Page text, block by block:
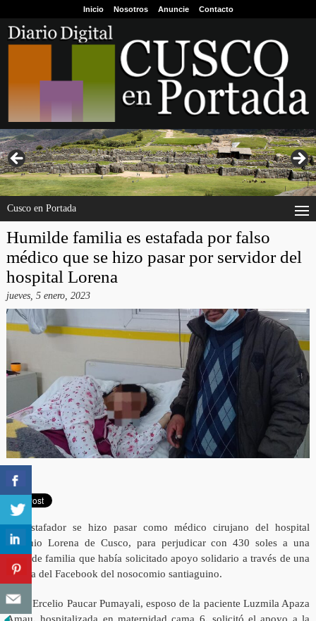
Inicio Nosotros Anuncie Contacto
Cusco en Portada
Humilde familia es estafada por falso
médico que se hizo pasar por servidor del
hospital Lorena
jueves, 5 enero, 2023
Un estafador se hizo pasar como médico cirujano del hospital
Antonio Lorena de Cusco, para perjudicar con 430 soles a una
humilde familia que había solicitado apoyo solidario a través de una
página del Facebook del nosocomio santiaguino.
El Sr. Ercelio Paucar Pumayali, esposo de la paciente Luzmila Apaza